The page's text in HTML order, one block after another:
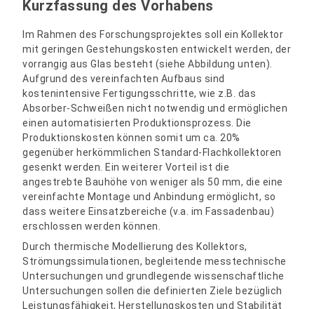
Kurzfassung des Vorhabens
Im Rahmen des Forschungsprojektes soll ein Kollektor
mit geringen Gestehungskosten entwickelt werden, der
vorrangig aus Glas besteht (siehe Abbildung unten).
Aufgrund des vereinfachten Aufbaus sind
kostenintensive Fertigungsschritte, wie z.B. das
Absorber-Schweißen nicht notwendig und ermöglichen
einen automatisierten Produktionsprozess. Die
Produktionskosten können somit um ca. 20%
gegenüber herkömmlichen Standard-Flachkollektoren
gesenkt werden. Ein weiterer Vorteil ist die
angestrebte Bauhöhe von weniger als 50 mm, die eine
vereinfachte Montage und Anbindung ermöglicht, so
dass weitere Einsatzbereiche (v.a. im Fassadenbau)
erschlossen werden können.
Durch thermische Modellierung des Kollektors,
Strömungssimulationen, begleitende messtechnische
Untersuchungen und grundlegende wissenschaftliche
Untersuchungen sollen die definierten Ziele bezüglich
Leistungsfähigkeit, Herstellungskosten und Stabilität